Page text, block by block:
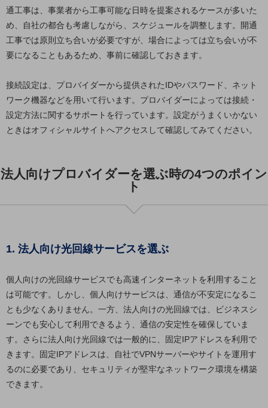
旬な話題やお役立ち資料などDXの課題を
解決するヒントをお届けする記事サイト
新着記事
お役立ち資料ダウンロード
IT用語集
中堅中小企業向け
サービス・ソリューション
課題やニーズに合ったサービスをご紹介し、
モバイル・音声
リモート・ハイブリッドワーク
その他のお悩みはこちら
業界から見つける
業界から見つけるTOP
製造業
小売・卸売業
運輸業
通工事は、事業者から工事可能な日時を提案されるケースが多いた
め、自社の都合も考慮しながら、スケジュールを調整します。開通
工事では原則立ち合いが必要ですが、場合によっては立ち会いが不
要になることもあるため、事前に確認しておきます。
接続設定は、プロバイダーから提供されたIDやパスワード、ネット
ワーク機器などを用いて行います。プロバイダーによっては接続・
設定方法に関するサポートを行っています。設定がうまくいかない
ときはオフィシャルサイトへアクセスして確認してみてください。
法人向けプロバイダーを選ぶ時の4つのポイン
ト
1. 法人向け光回線サービスを選ぶ
個人向けの光回線サービスでも高速インターネットを利用すること
は可能です。しかし、個人向けサービスは、通信が不安定になるこ
とも少なくありません。一方、法人向けの光回線では、ビジネスシ
ーンでも安心して利用できるよう、通信の安定性を確保していま
す。さらに法人向け光回線では一般的に、固定IPアドレスを利用で
きます。固定IPアドレスは、自社でVPNサーバーやサイトを運用す
るのに必要であり、セキュリティが堅牢なネットワーク環境を構築
できます。